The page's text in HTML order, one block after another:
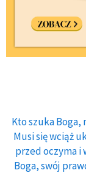
Kto szuka Boga,
Musi się wciąż
przed oczyma i
Boga, swój